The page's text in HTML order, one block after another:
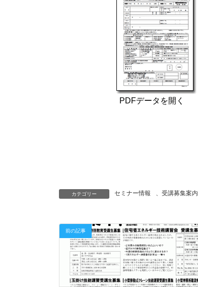
PDFデータを開く
カテゴリー セミナー情報 、 受講募集案内
前の記事